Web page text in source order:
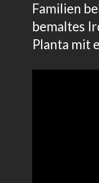
Familien
bemaltes
Planta mit